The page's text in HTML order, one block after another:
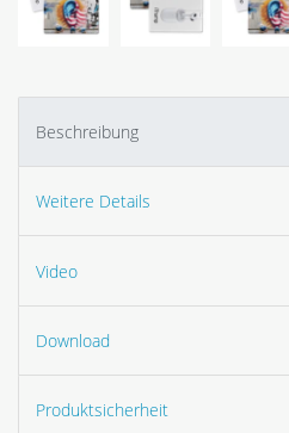
Beschreibung
Weitere Details
Video
Download
Produktsicherheit